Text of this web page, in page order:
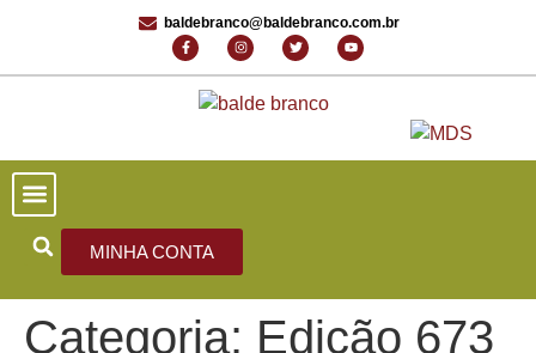
baldebranco@baldebranco.com.br
MINHA CONTA
Categoria: Edição 673